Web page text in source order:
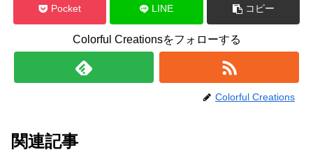
Pocket LINE コピー
Colorful Creationsをフォローする
Colorful Creations
関連記事